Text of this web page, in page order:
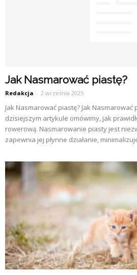
Jak Nasmarować piastę?
Redakcja - 2 września 2025
Jak Nasmarować piastę? Jak
dzisiejszym artykule omówimy, jak
rowerową. Nasmarowanie piasty jest
zapewnia jej płynne działanie,